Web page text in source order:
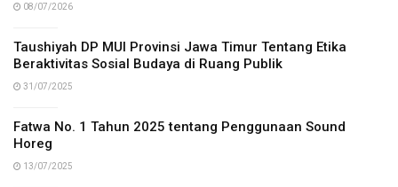
08/07/2026
Taushiyah DP MUI Provinsi Jawa Timur Tentang Etika
Beraktivitas Sosial Budaya di Ruang Publik
31/07/2025
Fatwa No. 1 Tahun 2025 tentang Penggunaan Sound
Horeg
13/07/2025